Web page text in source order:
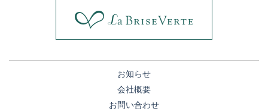
お知らせ
会社概要
お問い合わせ